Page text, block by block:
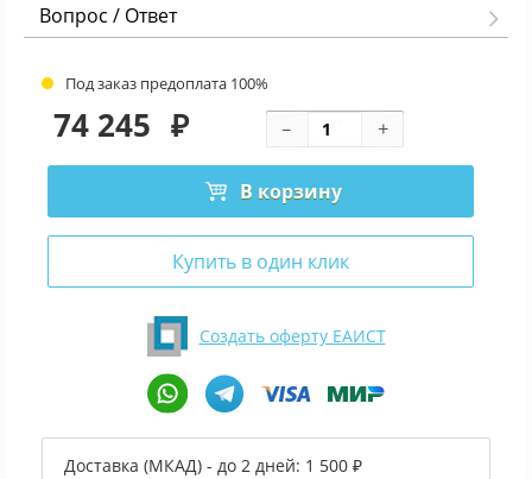
Вопрос / Ответ
Под заказ предоплата 100%
74 245 ₽
В корзину
Купить в один клик
Создать оферту ЕАИСТ
Доставка (МКАД) - до 2 дней: 1 500 ₽